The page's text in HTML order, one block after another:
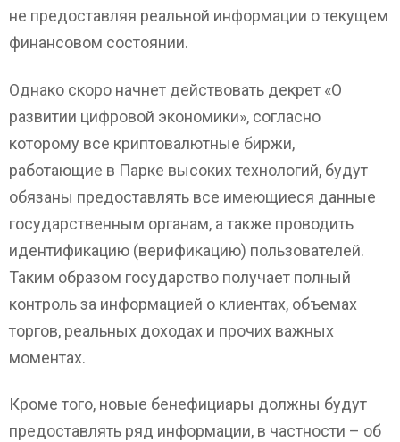
не предоставляя реальной информации о текущем
финансовом состоянии.
Однако скоро начнет действовать декрет «О
развитии цифровой экономики», согласно
которому все криптовалютные биржи,
работающие в Парке высоких технологий, будут
обязаны предоставлять все имеющиеся данные
государственным органам, а также проводить
идентификацию (верификацию) пользователей.
Таким образом государство получает полный
контроль за информацией о клиентах, объемах
торгов, реальных доходах и прочих важных
моментах.
Кроме того, новые бенефициары должны будут
предоставлять ряд информации, в частности – об